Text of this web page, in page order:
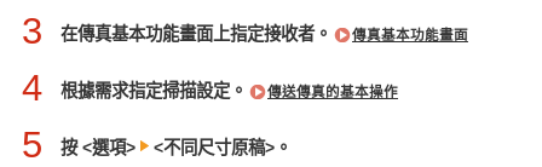
3 在傳真基本功能畫面上指定接收者。 傳真基本功能畫面
4 根據需求指定掃描設定。 傳送傳真的基本操作
5 按 <選項> <不同尺寸原稿>。